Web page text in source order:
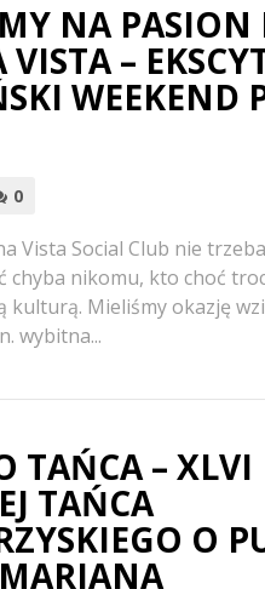
NA PASION
–
WEEKEND
0
Vista Social Club nie trzeba
chyba nikomu, kto choć
kulturą. Mieliśmy okazję
wybitna...
TAŃCA – XLVI
TAŃCA
O